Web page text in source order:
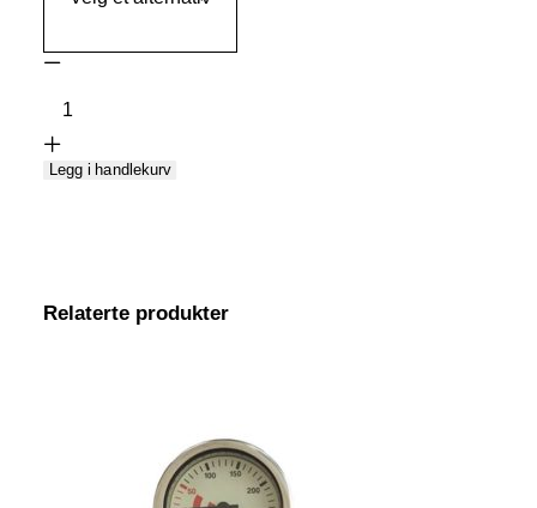
Computer
D6i
NOVO
ZULU
Legg i handlekurv
Relaterte produkter